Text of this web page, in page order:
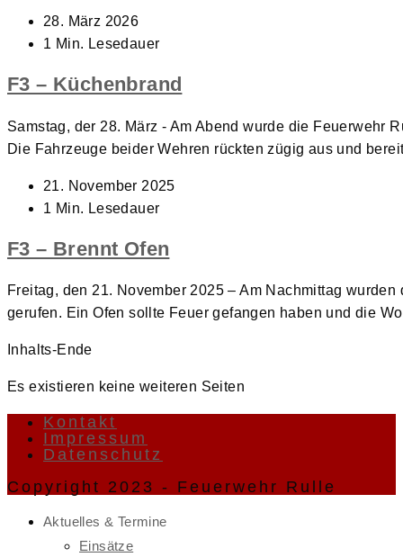
Beitrag
veröffentlicht:
28. März 2026
Lesedauer:
1 Min. Lesedauer
F3 – Küchenbrand
Samstag, der 28. März - Am Abend wurde die Feuerwehr
Die Fahrzeuge beider Wehren rückten zügig aus und
Beitrag
veröffentlicht:
21. November 2025
Lesedauer:
1 Min. Lesedauer
F3 – Brennt Ofen
Freitag, den 21. November 2025 – Am Nachmittag
gerufen. Ein Ofen sollte Feuer gefangen haben und die
Inhalts-Ende
Es existieren keine weiteren Seiten
Kontakt
Impressum
Datenschutz
Copyright 2023 - Feuerwehr Rulle
Aktuelles & Termine
Einsätze